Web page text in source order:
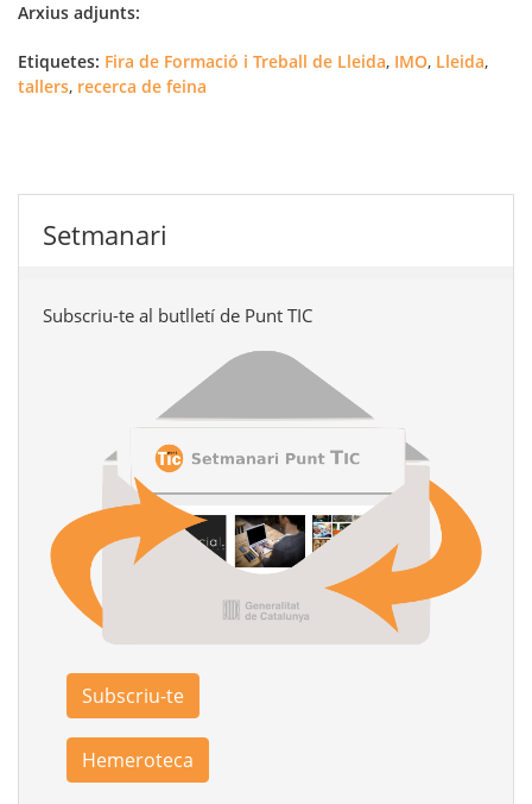
Arxius adjunts:
Etiquetes: Fira de Formació i Treball de Lleida, IMO, Lleida,
tallers, recerca de feina
Setmanari
Subscriu-te al butlletí de Punt TIC
Subscriu-te
Hemeroteca